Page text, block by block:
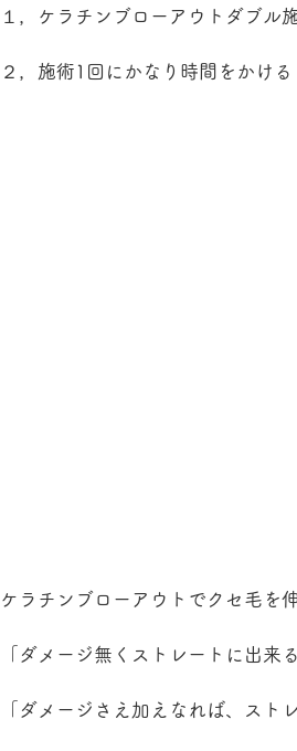
１，ケラチンブローアウトダブル
２，施術1回にかなり時間をかけ
ケラチンブローアウトでクセ毛を
「ダメージ無くストレートに出来
「ダメージさえ加えなれば、スト